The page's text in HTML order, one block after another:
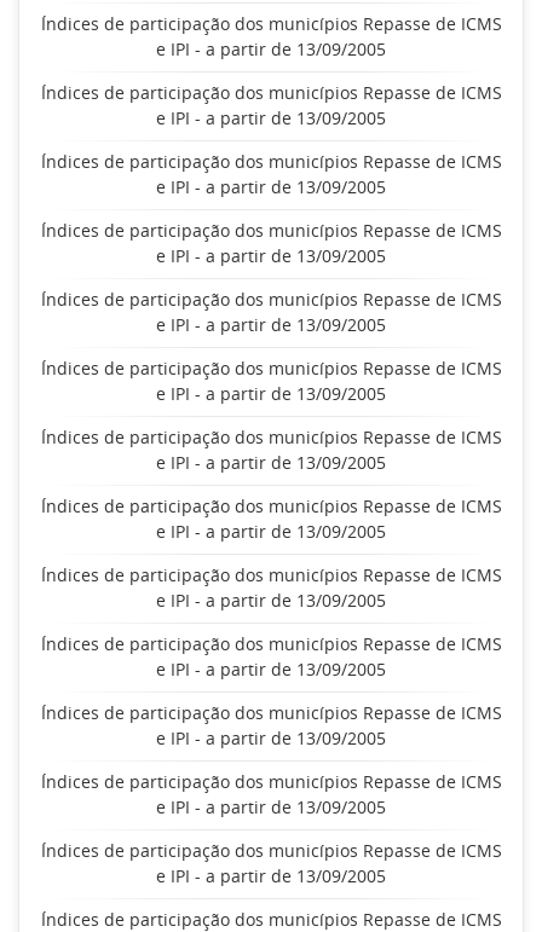
Índices de participação dos municípios Repasse de ICMS
e IPI - a partir de 13/09/2005
Índices de participação dos municípios Repasse de ICMS
e IPI - a partir de 13/09/2005
Índices de participação dos municípios Repasse de ICMS
e IPI - a partir de 13/09/2005
Índices de participação dos municípios Repasse de ICMS
e IPI - a partir de 13/09/2005
Índices de participação dos municípios Repasse de ICMS
e IPI - a partir de 13/09/2005
Índices de participação dos municípios Repasse de ICMS
e IPI - a partir de 13/09/2005
Índices de participação dos municípios Repasse de ICMS
e IPI - a partir de 13/09/2005
Índices de participação dos municípios Repasse de ICMS
e IPI - a partir de 13/09/2005
Índices de participação dos municípios Repasse de ICMS
e IPI - a partir de 13/09/2005
Índices de participação dos municípios Repasse de ICMS
e IPI - a partir de 13/09/2005
Índices de participação dos municípios Repasse de ICMS
e IPI - a partir de 13/09/2005
Índices de participação dos municípios Repasse de ICMS
e IPI - a partir de 13/09/2005
Índices de participação dos municípios Repasse de ICMS
e IPI - a partir de 13/09/2005
Índices de participação dos municípios Repasse de ICMS